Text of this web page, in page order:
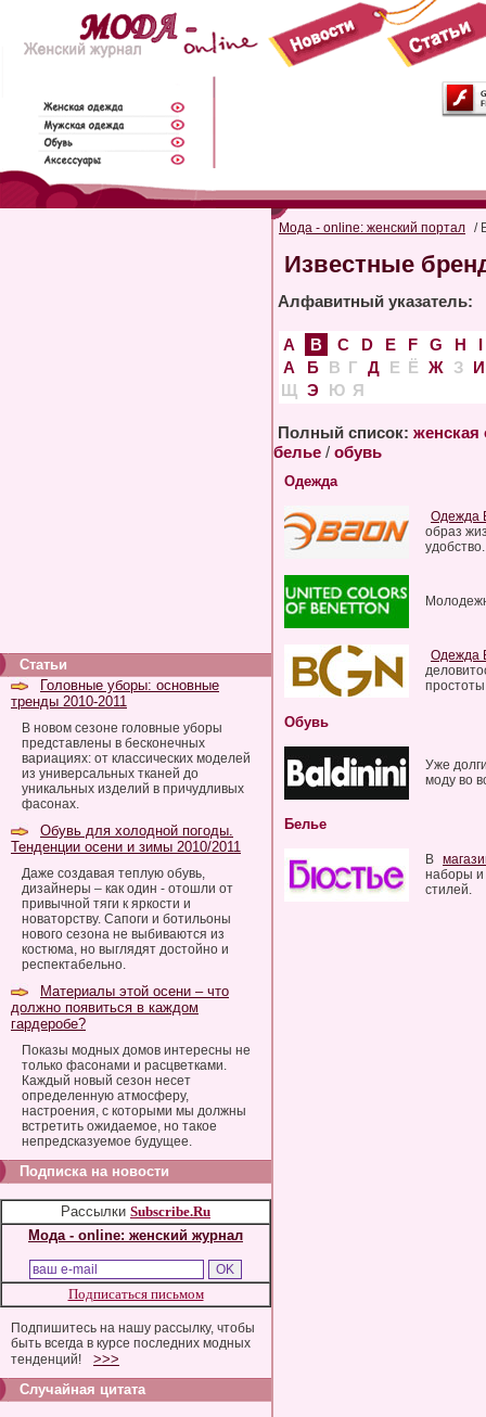
Статьи
Головные уборы: основные
тренды 2010-2011
В новом сезоне головные уборы
представлены в бесконечных
вариациях: от классических моделей
из универсальных тканей до
уникальных изделий в причудливых
фасонах.
Обувь для холодной погоды.
Тенденции осени и зимы 2010/2011
Даже создавая теплую обувь,
дизайнеры – как один - отошли от
привычной тяги к яркости и
новаторству. Сапоги и ботильоны
нового сезона не выбиваются из
костюма, но выглядят достойно и
респектабельно.
Материалы этой осени – что
должно появиться в каждом
гардеробе?
Показы модных домов интересны не
только фасонами и расцветками.
Каждый новый сезон несет
определенную атмосферу,
настроения, с которыми мы должны
встретить ожидаемое, но такое
непредсказуемое будущее.
Подписка на новости
Рассылки Subscribe.Ru
Мода - online: женский журнал
Подписаться письмом
Подпишитесь на нашу рассылку, чтобы
быть всегда в курсе последних модных
тенденций!
>>>
Случайная цитата
Мода - online: женский портал /
Известные
Алфавитный указатель:
A B C D E F G H
I
А
Б В Г Д Е Ё Ж З И
Щ Э Ю Я
Полный список: женская
белье / обувь
Одежда
Одежда
образ
удобство.
Одежда
Обувь
Уже
моду во
Белье
В
наборы и
стилей.